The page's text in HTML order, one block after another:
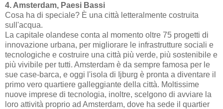
4. Amsterdam, Paesi Bassi
Cosa ha di speciale? È una città letteralmente costruita
sull'acqua.
La capitale olandese conta al momento oltre 75 progetti di
innovazione urbana, per migliorare le infrastrutture sociali e
tecnologiche e costruire una città più verde, più sostenibile e
più vivibile per tutti. Amsterdam è da sempre famosa per le
sue case-barca, e oggi l'isola di Ijburg è pronta a diventare il
primo vero quartiere galleggiante della città. Moltissime
nuove imprese di tecnologia, inoltre, scelgono di avviare la
loro attività proprio ad Amsterdam, dove ha sede il quartier